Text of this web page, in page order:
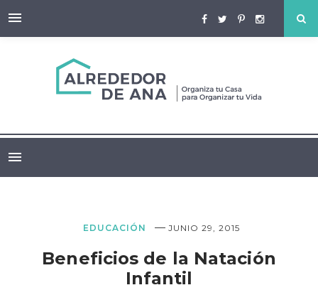
EDUCACIÓN —JUNIO 29, 2015
Beneficios de la Natación
Infantil